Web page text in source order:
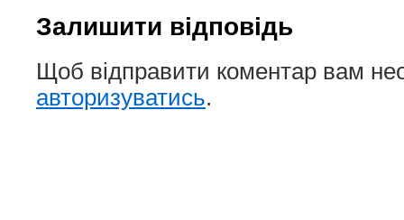
Залишити відповідь
Щоб відправити коментар вам
авторизуватись.